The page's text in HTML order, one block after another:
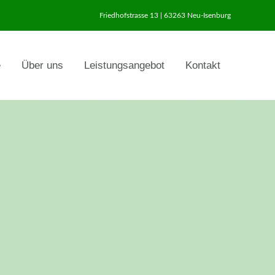
Friedhofstrasse 13 | 63263 Neu-Isenburg
Über uns Leistungsangebot Kontakt